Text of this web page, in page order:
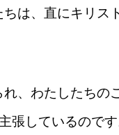
は、直にキリス
、わたしたちの
張しているのです